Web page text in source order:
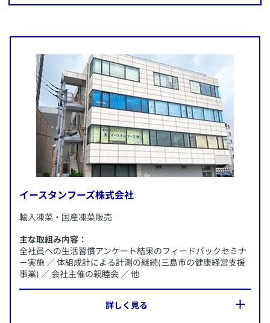
施策内容：
DAY」の実施
・腸内フローラ活性化プロジェクト
・メタボ対策プロジェクト
・運動機会の促進
イースタンフーズ株式会社
​輸入凍菜・国産凍菜販売
主な取組み内容：
全社員への生活習慣アンケート結果のフィードバックセミナ
ー実施 ／ 体組成計による計測の継続(三島市の健康経営支援
事業) ／ 会社主催の親睦会 ／ 他
​詳しく見る